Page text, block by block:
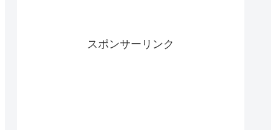
スポンサーリンク